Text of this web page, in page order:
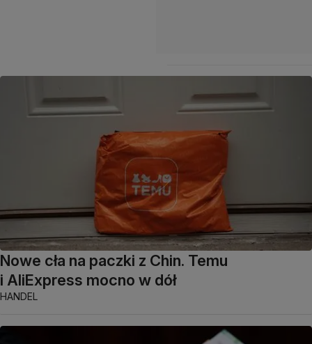
Nowe cła na paczki z Chin. Temu
i AliExpress mocno w dół
HANDEL